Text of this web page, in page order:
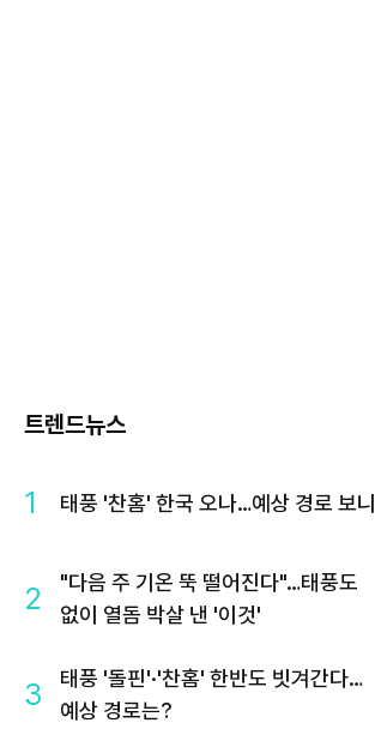
트렌드뉴스
1 태풍 '찬홈' 한국 오나…예상 경로 보니
2
"다음 주 기온 뚝 떨어진다"…태풍도
없이 열돔 박살 낸 '이것'
3
태풍 '돌핀'·'찬홈' 한반도 빗겨간다…
예상 경로는?